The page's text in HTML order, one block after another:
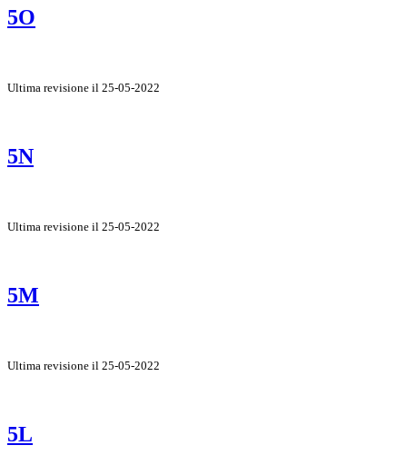
5O
Ultima revisione il 25-05-2022
5N
Ultima revisione il 25-05-2022
5M
Ultima revisione il 25-05-2022
5L